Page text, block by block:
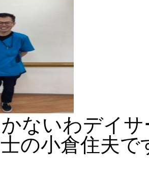
ないわデイ
の小倉住夫で